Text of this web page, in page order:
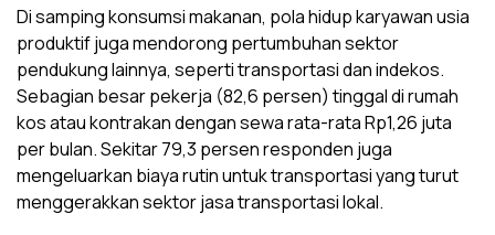
Di samping konsumsi makanan, pola hidup karyawan usia
produktif juga mendorong pertumbuhan sektor
pendukung lainnya, seperti transportasi dan indekos.
Sebagian besar pekerja (82,6 persen) tinggal di rumah
kos atau kontrakan dengan sewa rata-rata Rp1,26 juta
per bulan. Sekitar 79,3 persen responden juga
mengeluarkan biaya rutin untuk transportasi yang turut
menggerakkan sektor jasa transportasi lokal.